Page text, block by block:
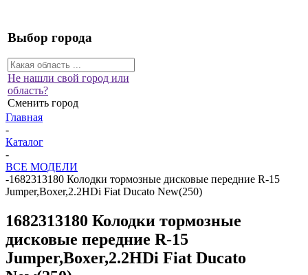
Выбор города
Не нашли свой город или
область?
Сменить город
Главная
-
Каталог
-
ВСЕ МОДЕЛИ
-1682313180 Колодки тормозные дисковые передние R-15
Jumper,Boxer,2.2HDi Fiat Ducato New(250)
1682313180 Колодки тормозные
дисковые передние R-15
Jumper,Boxer,2.2HDi Fiat Ducato